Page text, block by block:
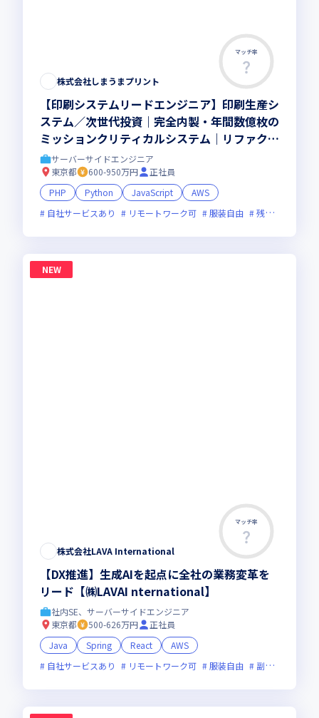
マッチ率
株式会社しまうまプリント
【印刷システムリードエンジニア】印刷生産シ
ステム／次世代投資｜完全内製・年間数億枚の
ミッションクリティカルシステム｜リファクタ
＆刷新の比重をさらに拡大｜ハイブリッド勤務
(週2出社)
サーバーサイドエンジニア
東京都
600-950万円
正社員
PHP
Python JavaScript
AWS
自社サービスあり
リモートワーク可 服装自由 残業月20時間未満
NEW
マッチ率
株式会社LAVA International
【DX推進】生成AIを起点に全社の業務変革を
リード【㈱LAVAI nternational】
社内SE、サーバーサイドエンジニア
東京都
500-626万円
正社員
Java
Spring React
AWS
自社サービスあり
リモートワーク可 服装自由 副業可